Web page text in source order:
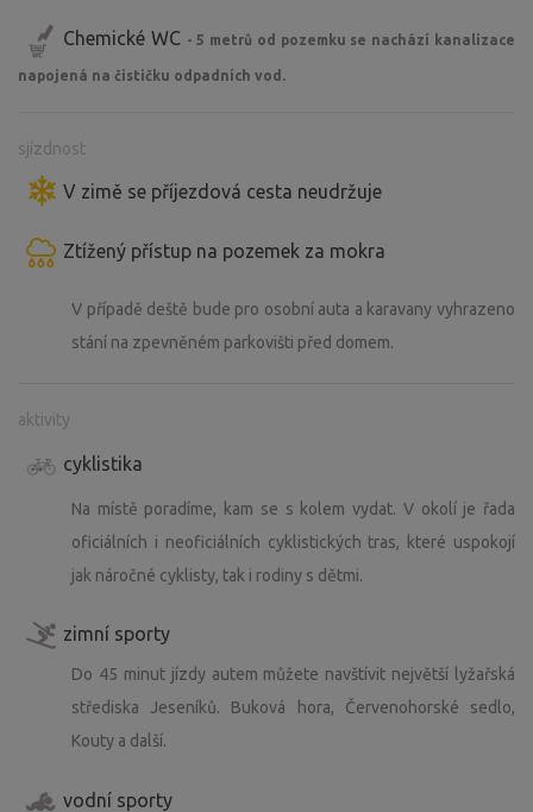
Chemické WC - 5 metrů od pozemku se nachází kanalizace
napojená na čističku odpadních vod.
sjízdnost
V zimě se příjezdová cesta neudržuje
Ztížený přístup na pozemek za mokra
V případě deště bude pro osobní auta a karavany vyhrazeno
stání na zpevněném parkovišti před domem.
aktivity
cyklistika
Na místě poradíme, kam se s kolem vydat. V okolí je řada
oficiálních i neoficiálních cyklistických tras, které uspokojí
jak náročné cyklisty, tak i rodiny s dětmi.
zimní sporty
Do 45 minut jízdy autem můžete navštívit největší lyžařská
střediska Jeseníků. Buková hora, Červenohorské sedlo,
Kouty a další.
vodní sporty